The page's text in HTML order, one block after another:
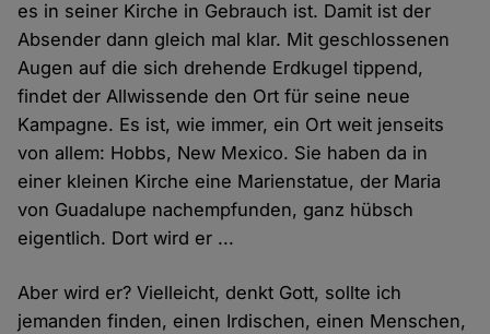
es in seiner Kirche in Gebrauch ist. Damit ist der
Absender dann gleich mal klar. Mit geschlossenen
Augen auf die sich drehende Erdkugel tippend,
findet der Allwissende den Ort für seine neue
Kampagne. Es ist, wie immer, ein Ort weit jenseits
von allem: Hobbs, New Mexico. Sie haben da in
einer kleinen Kirche eine Marienstatue, der Maria
von Guadalupe nachempfunden, ganz hübsch
eigentlich. Dort wird er ...
Aber wird er? Vielleicht, denkt Gott, sollte ich
jemanden finden, einen Irdischen, einen Menschen,